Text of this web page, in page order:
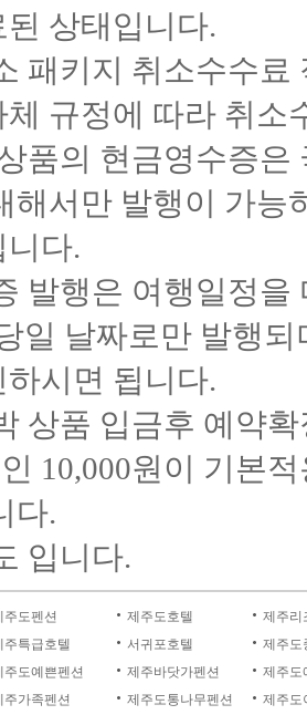
상태입니다.
패키지 취소수수
체 규정에 따라 취소
품의 현금영수증
해서만 발행이 가
다.
발행은 여행일정
일 날짜로만 발행
시면 됩니다.
상품 입금후 예약
10,000원이 기본
다.
입니다.
주도펜션 제주도호텔
제주리
주특급호텔 서귀포호텔
제주도
주도예쁜펜션 제주바닷가펜션
제주도
주가족펜션 제주도통나무펜션
제주도